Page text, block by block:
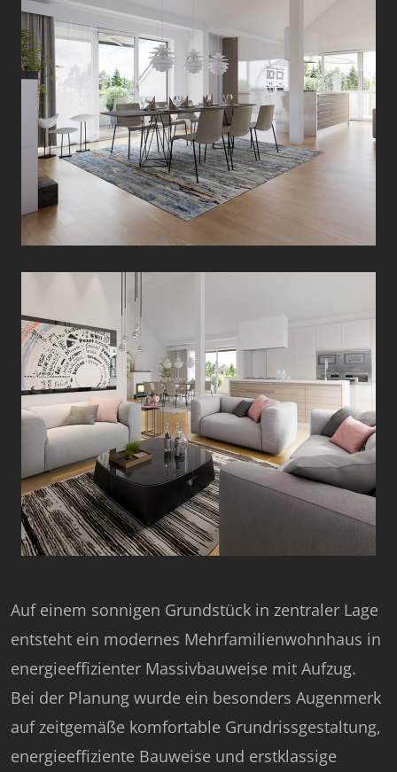
Auf einem sonnigen Grundstück in zentraler Lage
entsteht ein modernes Mehrfamilienwohnhaus in
energieeffizienter Massivbauweise mit Aufzug.
Bei der Planung wurde ein besonders Augenmerk
auf zeitgemäße komfortable Grundrissgestaltung,
energieeffiziente Bauweise und erstklassige